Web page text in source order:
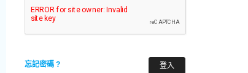
登入
忘記密碼 ?